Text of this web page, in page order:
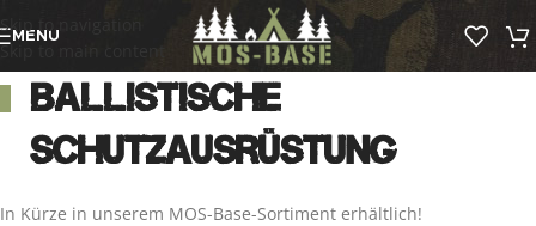
Skip to navigation
Skip to main content
MENU
Ballistische
Schutzausrüstung
In Kürze in unserem MOS-Base-Sortiment erhältlich!